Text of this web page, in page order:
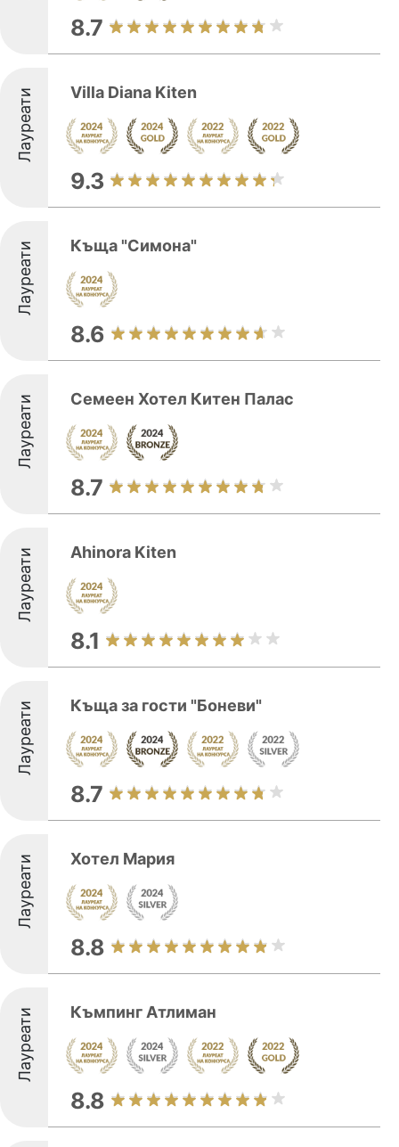
8.7
Лауреати Villa Diana Kiten
9.3
Лауреати Къща "Симона"
8.6
Лауреати Семеен Хотел Китен Палас
8.7
Лауреати Ahinora Kiten
8.1
Лауреати Къща за гости "Боневи"
8.7
Лауреати Хотел Мария
8.8
Лауреати Къмпинг Атлиман
8.8